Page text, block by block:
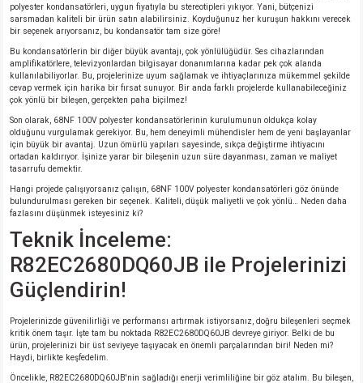
polyester kondansatörleri, uygun fiyatıyla bu stereotipleri yıkıyor. Yani, bütçenizi
sarsmadan kaliteli bir ürün satın alabilirsiniz. Koyduğunuz her kuruşun hakkını verecek
bir seçenek arıyorsanız, bu kondansatör tam size göre!
Bu kondansatörlerin bir diğer büyük avantajı, çok yönlülüğüdür. Ses cihazlarından
amplifikatörlere, televizyonlardan bilgisayar donanımlarına kadar pek çok alanda
kullanılabiliyorlar. Bu, projelerinize uyum sağlamak ve ihtiyaçlarınıza mükemmel şekilde
cevap vermek için harika bir fırsat sunuyor. Bir anda farklı projelerde kullanabileceğiniz
çok yönlü bir bileşen, gerçekten paha biçilmez!
Son olarak, 68NF 100V polyester kondansatörlerinin kurulumunun oldukça kolay
olduğunu vurgulamak gerekiyor. Bu, hem deneyimli mühendisler hem de yeni başlayanlar
için büyük bir avantaj. Uzun ömürlü yapıları sayesinde, sıkça değiştirme ihtiyacını
ortadan kaldırıyor. İşinize yarar bir bileşenin uzun süre dayanması, zaman ve maliyet
tasarrufu demektir.
Hangi projede çalışıyorsanız çalışın, 68NF 100V polyester kondansatörleri göz önünde
bulundurulması gereken bir seçenek. Kaliteli, düşük maliyetli ve çok yönlü… Neden daha
fazlasını düşünmek isteyesiniz ki?
Teknik İnceleme:
R82EC2680DQ60JB ile Projelerinizi
Güçlendirin!
Projelerinizde güvenilirliği ve performansı artırmak istiyorsanız, doğru bileşenleri seçmek
kritik önem taşır. İşte tam bu noktada R82EC2680DQ60JB devreye giriyor. Belki de bu
ürün, projelerinizi bir üst seviyeye taşıyacak en önemli parçalarından biri! Neden mi?
Haydi, birlikte keşfedelim.
Öncelikle, R82EC2680DQ60JB'nin sağladığı enerji verimliliğine bir göz atalım. Bu bileşen,